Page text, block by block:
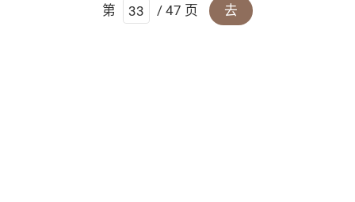
第 / 47 页 去